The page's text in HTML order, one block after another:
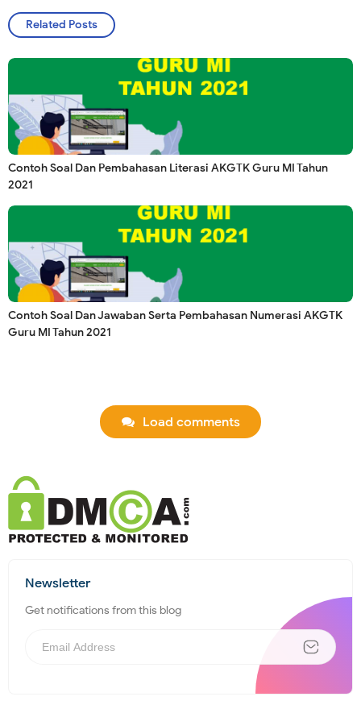
Related Posts
Contoh Soal Dan Pembahasan Literasi AKGTK Guru MI Tahun
2021
Contoh Soal Dan Jawaban Serta Pembahasan Numerasi AKGTK
Guru MI Tahun 2021
Load comments
Newsletter
Get notifications from this blog